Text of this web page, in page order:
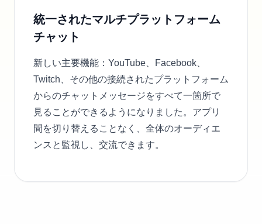
統一されたマルチプラットフォーム
チャット
新しい主要機能：YouTube、Facebook、
Twitch、その他の接続されたプラットフォーム
からのチャットメッセージをすべて一箇所で
見ることができるようになりました。アプリ
間を切り替えることなく、全体のオーディエ
ンスと監視し、交流できます。